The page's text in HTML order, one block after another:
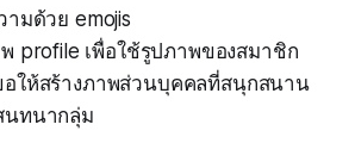
ามด้วย emojis
พ profile เพื่อใช้รูปภาพของสมาชิก
อให้สร้างภาพส่วนบุคคลที่สนุกสนาน
นทนากลุ่ม